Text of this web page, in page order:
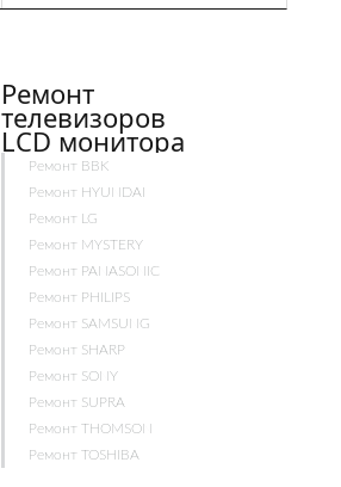
Ремонт
телевизоров
LCD монитора
Ремонт BBK
Ремонт HYUNDAI
Ремонт LG
Ремонт MYSTERY
Ремонт PANASONIC
Ремонт PHILIPS
Ремонт SAMSUNG
Ремонт SHARP
Ремонт SONY
Ремонт SUPRA
Ремонт THOMSON
Ремонт TOSHIBA